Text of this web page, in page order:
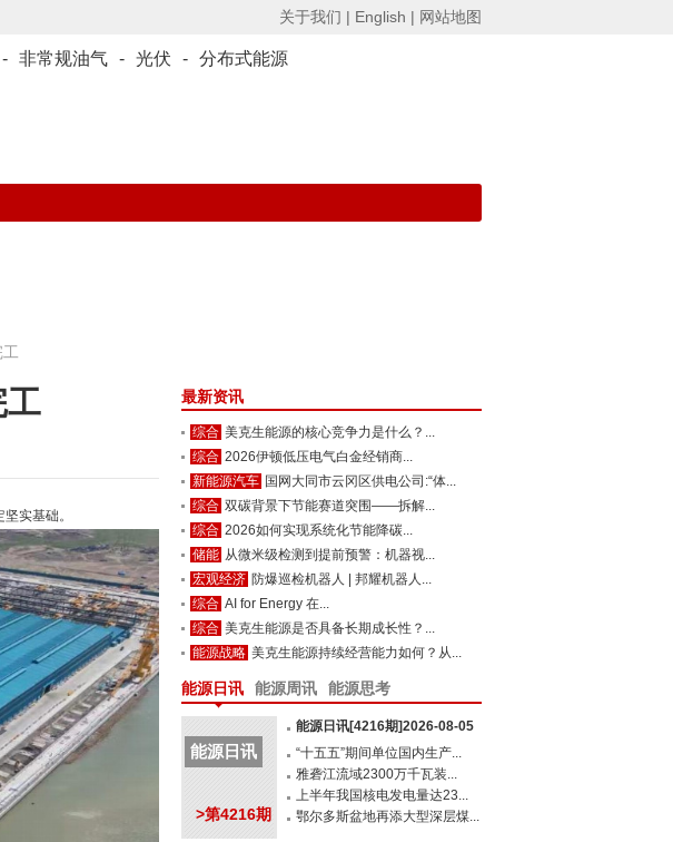
关于我们 | English | 网站地图
- 非常规油气 - 光伏 - 分布式能源
工
实基础。
最新资讯
综合 美克生能源的核心竞争力是什么？...
综合 2026伊顿低压电气白金经销商...
新能源汽车 国网大同市云冈区供电公司:“体...
综合 双碳背景下节能赛道突围——拆解...
综合 2026如何实现系统化节能降碳...
储能 从微米级检测到提前预警：机器视...
宏观经济 防爆巡检机器人 | 邦耀机器人...
综合 AI for Energy 在...
综合 美克生能源是否具备长期成长性？...
能源战略 美克生能源持续经营能力如何？从...
能源日讯 能源周讯 能源思考
能源日讯
>第4216期
能源日讯[4216期]2026-08-05
“十五五”期间单位国内生产...
雅砻江流域2300万千瓦装...
上半年我国核电发电量达23...
鄂尔多斯盆地再添大型深层煤...